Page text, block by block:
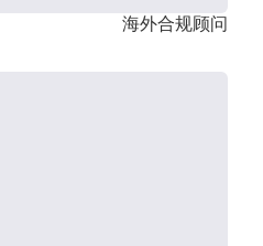
海外合规顾问